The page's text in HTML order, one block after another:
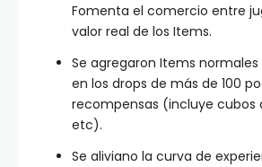
Fomenta el comercio entre
valor real de los Items.
Se agregaron Items
en los drops de más de 100
recompensas (incluye cubos
etc).
Se aliviano la curva de